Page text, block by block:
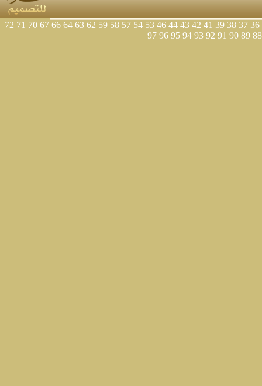
36
37
38
39
41
42
43
44
46
53
54
57
58
59
62
63
64
66
67
70
71
72
88
89
90
91
92
93
94
95
96
97